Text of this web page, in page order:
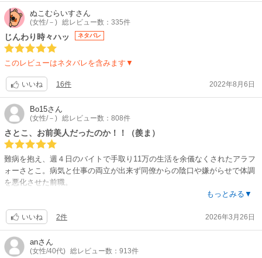
ぬこむらいすさん
(女性/－) 総レビュー数：335件
じんわり時々ハッ ネタバレ
このレビューはネタバレを含みます▼
いいね 16件 2022年8月6日
Bo15さん
(女性/－) 総レビュー数：808件
さとこ、お前美人だったのか！！（羨ま）
難病を抱え、週４日のバイトで手取り11万の生活を余儀なくされたアラフ
ォーさとこ。病気と仕事の両立が出来ず同僚からの陰口や嫌がらせで体調
を悪化させた前職。
気力も体力もなくーー
住み慣れた部屋も、マンションを購入する夢も諦め、家賃5万の古いアパ
ートに引っ越す事を決意するさとこ。
もっとみる▼
いいね 2件 2026年3月26日
anさん
(女性/40代) 総レビュー数：913件